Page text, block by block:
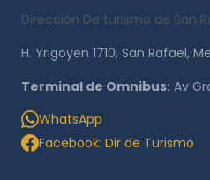
Dirección De turismo de San
H. Yrigoyen 1710, San Rafael,
Terminal de Omnibus: Av
WhatsApp
Facebook: Dir de Turismo